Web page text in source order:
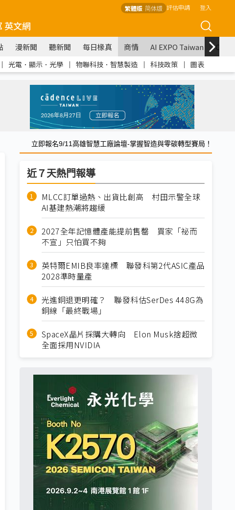
繁體版 简体版 評估申請 登入
英文網
漫新聞 聽新聞 每日椽真 商情 AI EXPO Taiwan
｜ 光電．顯示．光學 ｜ 物聯科技．智慧製造 ｜ 科技政策 ｜ 圖表
立即報名9/11高雄智慧工廠論壇-掌握智造與零碳轉型賽局！
近７天熱門報導
MLCC訂單過熱、出貨比創高 村田示警全球
AI基建熱潮將趨緩
2027全年記憶體產能提前售罄 買家「祕而
不宣」只怕買不夠
英特爾EMIB良率達標 聯發科第2代ASIC產品
2028準時量產
光進銅退更明確？ 聯發科估SerDes 448G為
銅線「最終戰場」
SpaceX晶片採購大轉向 Elon Musk捨超微
全面採用NVIDIA